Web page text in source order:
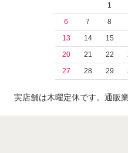
1
6
7 8
13
14 15
20
21 22
27
28 29
実店舗は木曜定休です。通販